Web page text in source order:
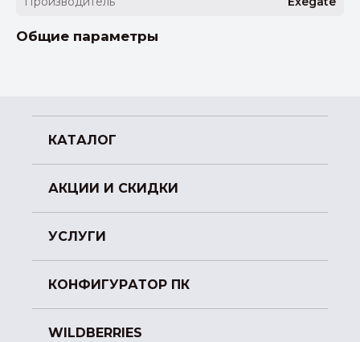
Общие параметры
КАТАЛОГ
АКЦИИ И СКИДКИ
УСЛУГИ
КОНФИГУРАТОР ПК
WILDBERRIES